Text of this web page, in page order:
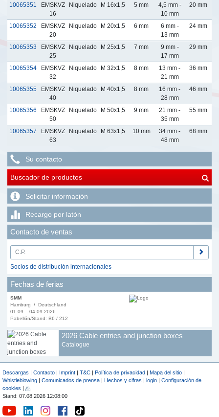
10065351
EMSKVZ
16
Niquelado M 16x1,5 5 mm
4,5 mm -
10 mm
20 mm
10065352
EMSKVZ
20
Niquelado M 20x1,5 6 mm
6 mm -
13 mm
24 mm
10065353
EMSKVZ
25
Niquelado M 25x1,5 7 mm
9 mm -
17 mm
29 mm
10065354
EMSKVZ
32
Niquelado M 32x1,5 8 mm
13 mm -
21 mm
36 mm
10065355
EMSKVZ
40
Niquelado M 40x1,5 8 mm
16 mm -
28 mm
46 mm
10065356
EMSKVZ
50
Niquelado M 50x1,5 9 mm
21 mm -
35 mm
55 mm
10065357
EMSKVZ
63
Niquelado M 63x1,5 10 mm
34 mm -
48 mm
68 mm
Su contacto
Buscador de productos
Solicitar información
Recargo por latón
Contacto de ventas
Socios de distribución internacionales
Fechas de ferias
SMM
Hamburg / Deutschland
01.09. - 04.09.2026
Pabellón/Stand: B6 / 212
2026 Cable entries and junction boxes
Catalogue
Descargas | Contacto | Imprint | T&C | Política de privacidad | Mapa del sitio |
Whistleblowing | Comunicados de prensa | Hechos y cifras | login | Configuración de
cookies |
Stand: 07.08.2026 12:08:00